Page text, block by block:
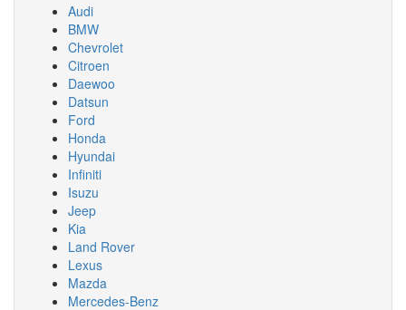
Audi
BMW
Chevrolet
Citroen
Daewoo
Datsun
Ford
Honda
Hyundai
Infiniti
Isuzu
Jeep
Kia
Land Rover
Lexus
Mazda
Mercedes-Benz